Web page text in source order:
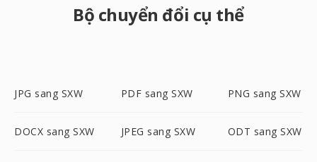
Bộ chuyển đổi cụ thể
JPG sang SXW PDF sang SXW PNG sang SXW
DOCX sang SXW JPEG sang SXW ODT sang SXW